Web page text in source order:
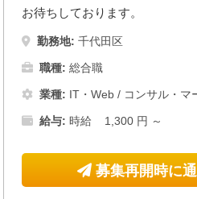
お待ちしております。
勤務地: 千代田区
職種: 総合職
業種: IT・Web / コンサル・マ
給与: 時給 1,300 円 ～
募集再開時に